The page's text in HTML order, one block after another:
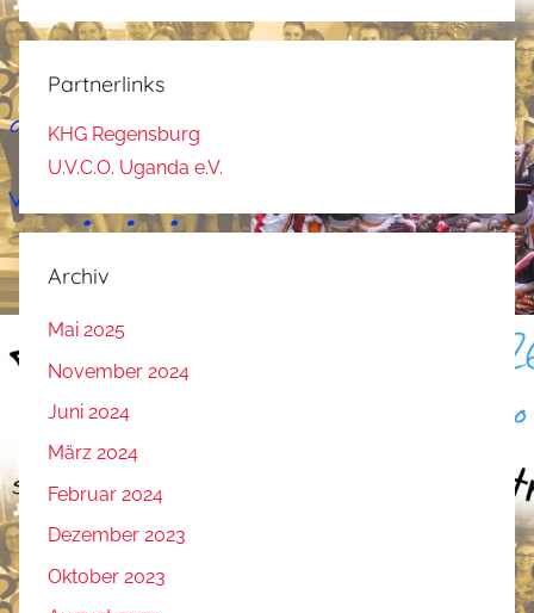
Partnerlinks
KHG Regensburg
U.V.C.O. Uganda e.V.
Archiv
Mai 2025
November 2024
Juni 2024
März 2024
Februar 2024
Dezember 2023
Oktober 2023